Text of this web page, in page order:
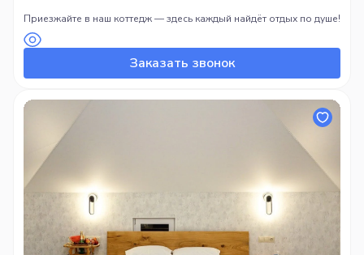
Приезжайте в наш коттедж — здесь каждый найдёт отдых по душе!
Заказать звонок